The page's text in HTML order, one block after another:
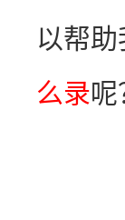
以帮
么录呢